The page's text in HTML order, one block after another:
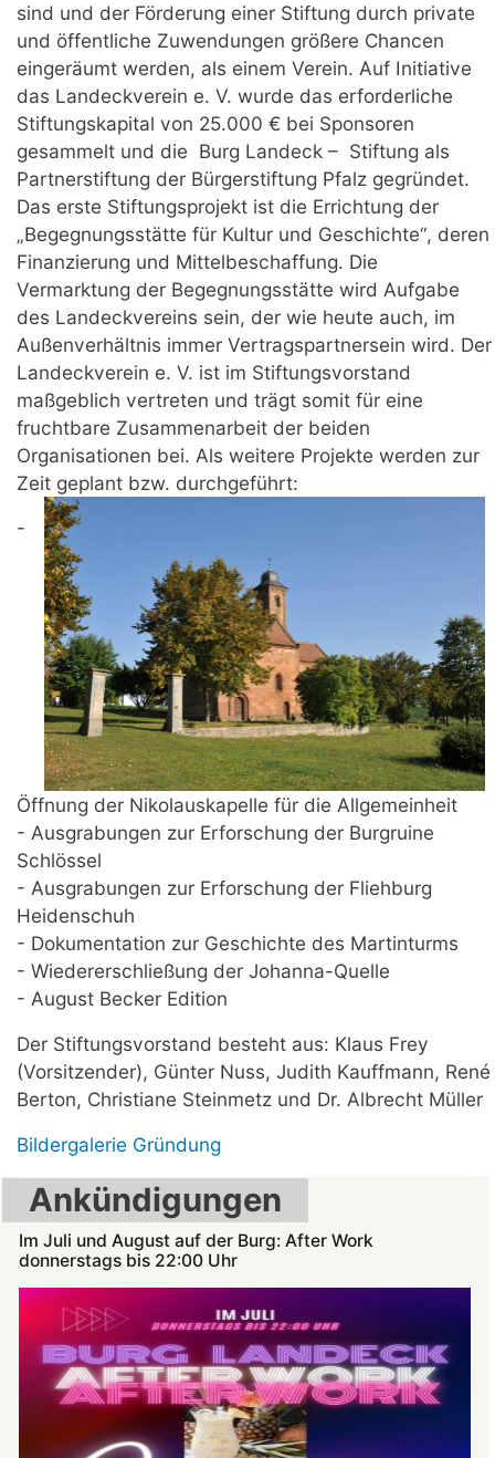
sind und der Förderung einer Stiftung durch private
und öffentliche Zuwendungen größere Chancen
eingeräumt werden, als einem Verein. Auf Initiative
das Landeckverein e. V. wurde das erforderliche
Stiftungskapital von 25.000 € bei Sponsoren
gesammelt und die Burg Landeck – Stiftung als
Partnerstiftung der Bürgerstiftung Pfalz gegründet.
Das erste Stiftungsprojekt ist die Errichtung der
„Begegnungsstätte für Kultur und Geschichte“, deren
Finanzierung und Mittelbeschaffung. Die
Vermarktung der Begegnungsstätte wird Aufgabe
des Landeckvereins sein, der wie heute auch, im
Außenverhältnis immer Vertragspartnersein wird. Der
Landeckverein e. V. ist im Stiftungsvorstand
maßgeblich vertreten und trägt somit für eine
fruchtbare Zusammenarbeit der beiden
Organisationen bei. Als weitere Projekte werden zur
Zeit geplant bzw. durchgeführt:
-
Öffnung der Nikolauskapelle für die Allgemeinheit
- Ausgrabungen zur Erforschung der Burgruine
Schlössel
- Ausgrabungen zur Erforschung der Fliehburg
Heidenschuh
- Dokumentation zur Geschichte des Martinturms
- Wiedererschließung der Johanna-Quelle
- August Becker Edition
Der Stiftungsvorstand besteht aus: Klaus Frey
(Vorsitzender), Günter Nuss, Judith Kauffmann, René
Berton, Christiane Steinmetz und Dr. Albrecht Müller
Bildergalerie Gründung
Ankündigungen
Im Juli und August auf der Burg: After Work
donnerstags bis 22:00 Uhr